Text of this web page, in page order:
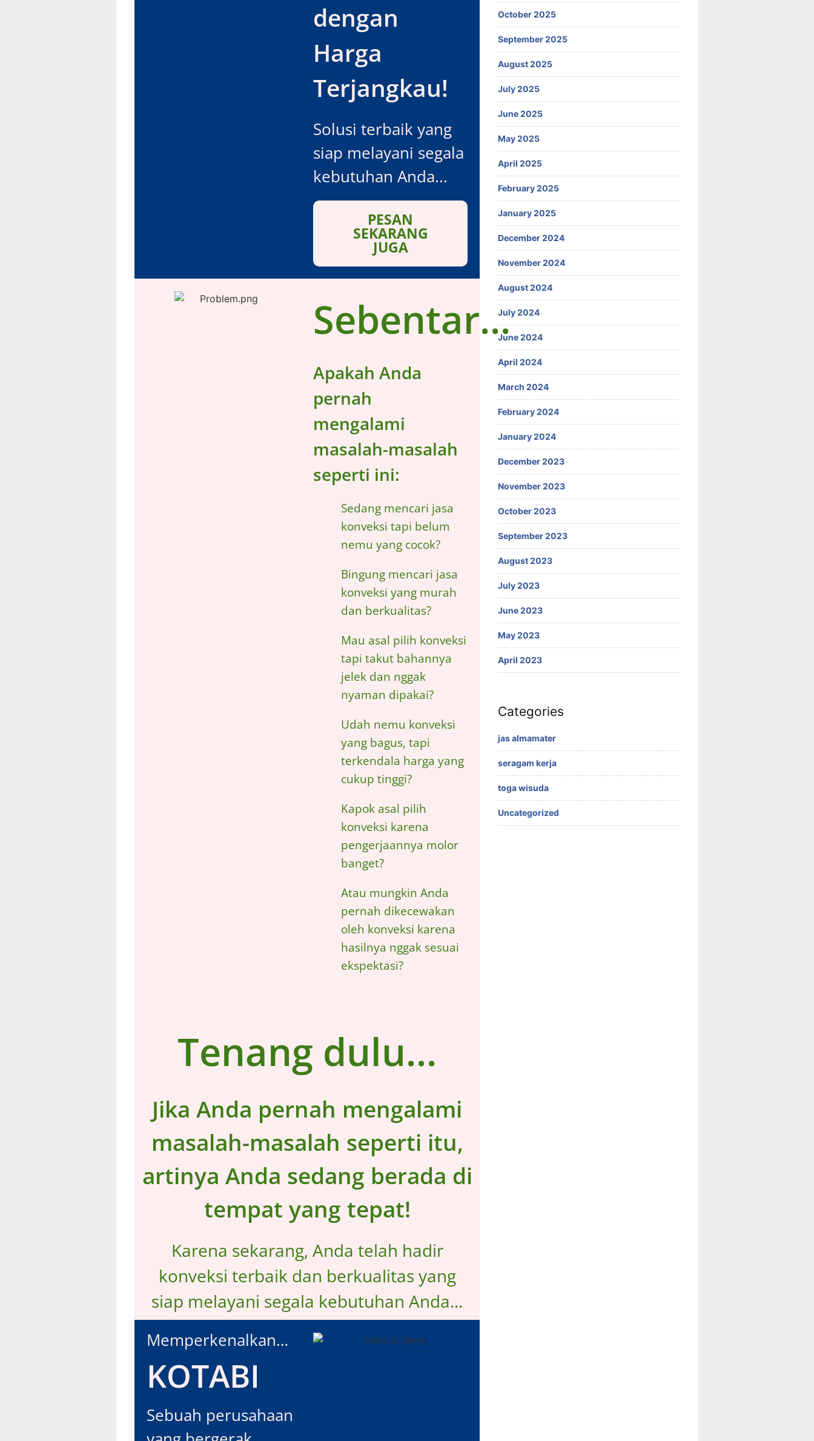
dengan
Harga
Terjangkau!
Solusi terbaik yang
siap melayani segala
kebutuhan Anda...
PESAN
SEKARANG
JUGA
Sebentar...
Apakah Anda
pernah
mengalami
masalah-masalah
seperti ini:
Sedang mencari jasa
konveksi tapi belum
nemu yang cocok?
Bingung mencari jasa
konveksi yang murah
dan berkualitas?
Mau asal pilih konveksi
tapi takut bahannya
jelek dan nggak
nyaman dipakai?
Udah nemu konveksi
yang bagus, tapi
terkendala harga yang
cukup tinggi?
Kapok asal pilih
konveksi karena
pengerjaannya molor
banget?
Atau mungkin Anda
pernah dikecewakan
oleh konveksi karena
hasilnya nggak sesuai
ekspektasi?
Tenang dulu...
Jika Anda pernah mengalami
masalah-masalah seperti itu,
artinya Anda sedang berada di
tempat yang tepat!
Karena sekarang, Anda telah hadir
konveksi terbaik dan berkualitas yang
siap melayani segala kebutuhan Anda...
Memperkenalkan…
KOTABI
Sebuah perusahaan
October 2025
September 2025
August 2025
July 2025
June 2025
May 2025
April 2025
February 2025
January 2025
December 2024
November 2024
August 2024
July 2024
June 2024
April 2024
March 2024
February 2024
January 2024
December 2023
November 2023
October 2023
September 2023
August 2023
July 2023
June 2023
May 2023
April 2023
Categories
jas almamater
seragam kerja
toga wisuda
Uncategorized